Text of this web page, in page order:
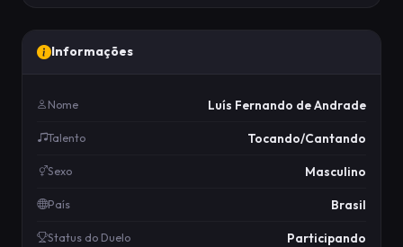
Informações
Nome Luís Fernando de Andrade
Talento Tocando/Cantando
Sexo Masculino
País Brasil
Status do Duelo Participando